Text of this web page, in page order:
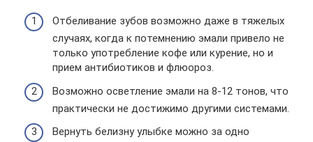
Отбеливание зубов возможно даже в тяжелых
случаях, когда к потемнению эмали привело не
только употребление кофе или курение, но и
прием антибиотиков и флюороз.
Возможно осветление эмали на 8-12 тонов, что
практически не достижимо другими системами.
Вернуть белизну улыбке можно за одно